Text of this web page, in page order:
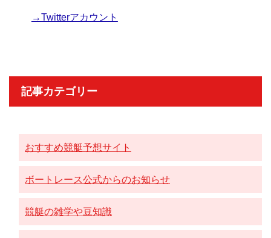
→Twitterアカウント
記事カテゴリー
おすすめ競艇予想サイト
ボートレース公式からのお知らせ
競艇の雑学や豆知識